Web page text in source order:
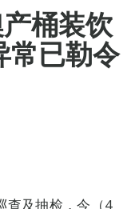
桶装饮
常已勒令
查及抽检，今（4